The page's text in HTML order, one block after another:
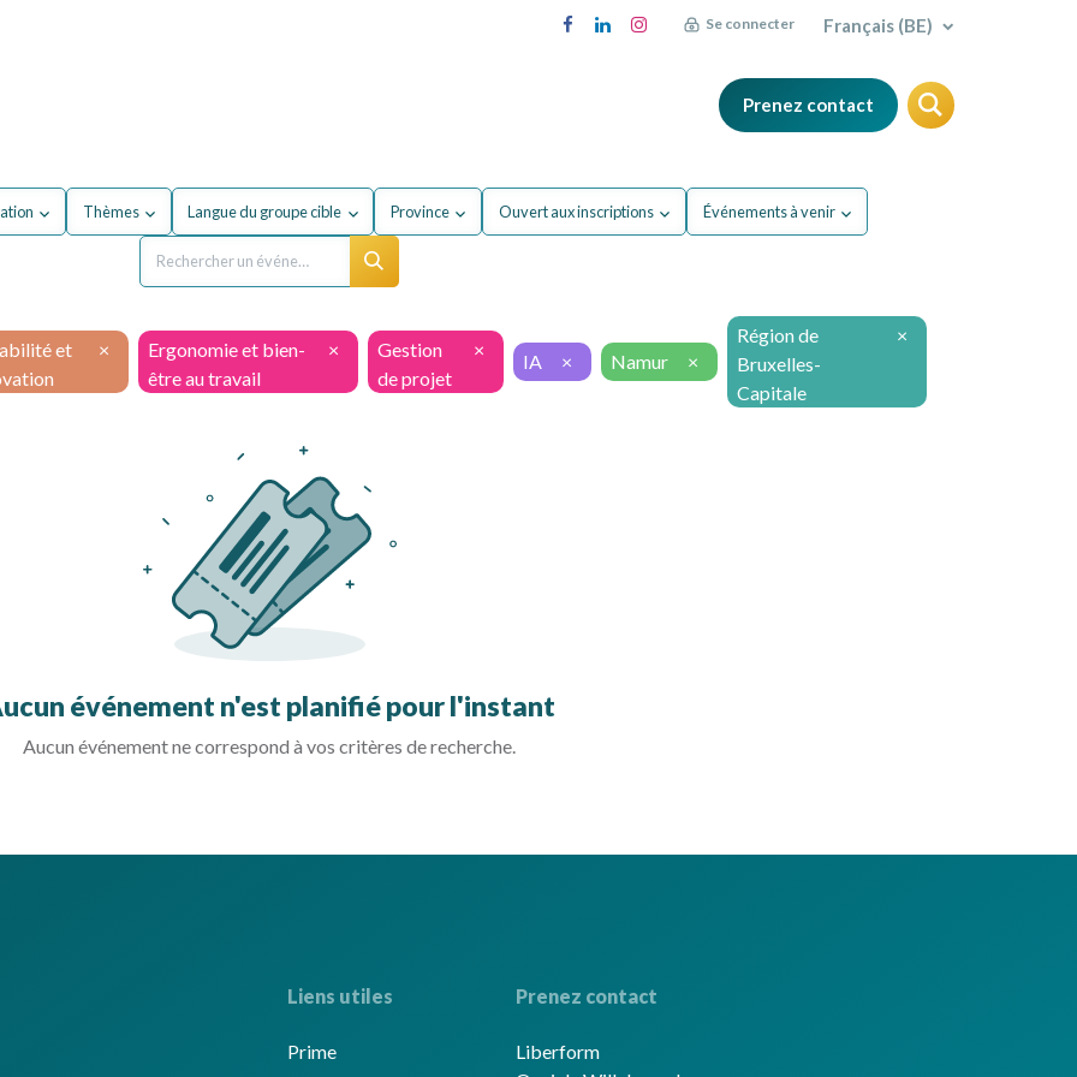
Se connecter Français (BE)
Prenez contact
Thèmes Langue du groupe cible Province Ouvert aux inscriptions Événements à venir
et
×
Ergonomie et bien-
être au travail
×
Gestion
de projet
×
IA × Namur ×
Région de
Bruxelles-
Capitale
×
événement n'est planifié pour l'instant
Aucun événement ne correspond à vos critères de recherche.
Liens utiles
Prime
Prenez contact
Liberform